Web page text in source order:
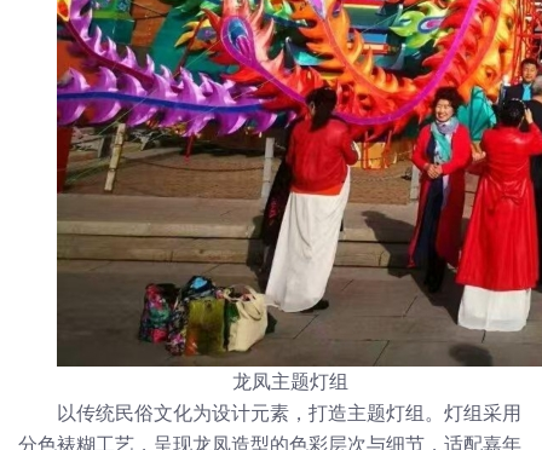
龙凤主题灯组
以传统民俗文化为设计元素，打造主题灯组。灯组采用
分色裱糊工艺，呈现龙凤造型的色彩层次与细节，适配嘉年